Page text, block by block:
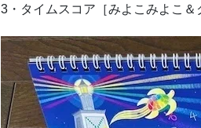
3・タイムスコア［みよこみよこ